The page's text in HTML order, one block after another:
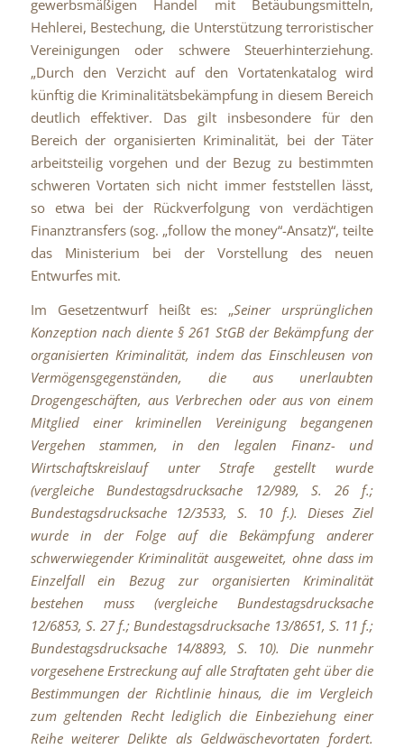
gewerbsmäßigen Handel mit Betäubungsmitteln,
Hehlerei, Bestechung, die Unterstützung terroristischer
Vereinigungen oder schwere Steuerhinterziehung.
„Durch den Verzicht auf den Vortatenkatalog wird
künftig die Kriminalitätsbekämpfung in diesem Bereich
deutlich effektiver. Das gilt insbesondere für den
Bereich der organisierten Kriminalität, bei der Täter
arbeitsteilig vorgehen und der Bezug zu bestimmten
schweren Vortaten sich nicht immer feststellen lässt,
so etwa bei der Rückverfolgung von verdächtigen
Finanztransfers (sog. „follow themoney“-Ansatz)“, teilte
das Ministerium bei der Vorstellung des neuen
Entwurfes mit.
Im Gesetzentwurf heißt es: „Seiner ursprünglichen
Konzeption nach diente § 261 StGB der Bekämpfung der
organisierten Kriminalität, indem das Einschleusen von
Vermögensgegenständen, die aus unerlaubten
Drogengeschäften, aus Verbrechen oder aus von einem
Mitglied einer kriminellen Vereinigung begangenen
Vergehen stammen, in den legalen Finanz- und
Wirtschaftskreislauf unter Strafe gestellt wurde
(vergleiche Bundestagsdrucksache 12/989, S. 26 f.;
Bundestagsdrucksache 12/3533, S. 10 f.). Dieses Ziel
wurde in der Folge auf die Bekämpfung anderer
schwerwiegender Kriminalität ausgeweitet, ohne dass im
Einzelfall ein Bezug zur organisierten Kriminalität
bestehen muss (vergleiche Bundestagsdrucksache
12/6853, S. 27 f.; Bundestagsdrucksache 13/8651, S. 11 f.;
Bundestagsdrucksache 14/8893, S. 10). Die nunmehr
vorgesehene Erstreckung auf alle Straftaten geht über die
Bestimmungen der Richtlinie hinaus, die im Vergleich
zum geltenden Recht lediglich die Einbeziehung einer
Reihe weiterer Delikte als Geldwäschevortaten fordert.